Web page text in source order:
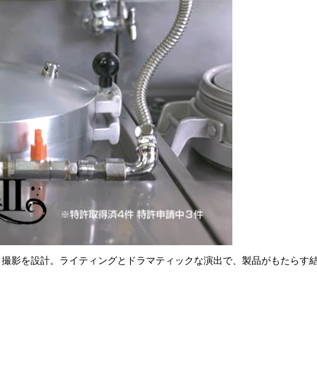
影を設計。ライティングとドラマティックな演出で、製品がもたらす